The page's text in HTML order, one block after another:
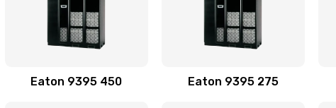
Eaton 9395 450 Eaton 9395 275